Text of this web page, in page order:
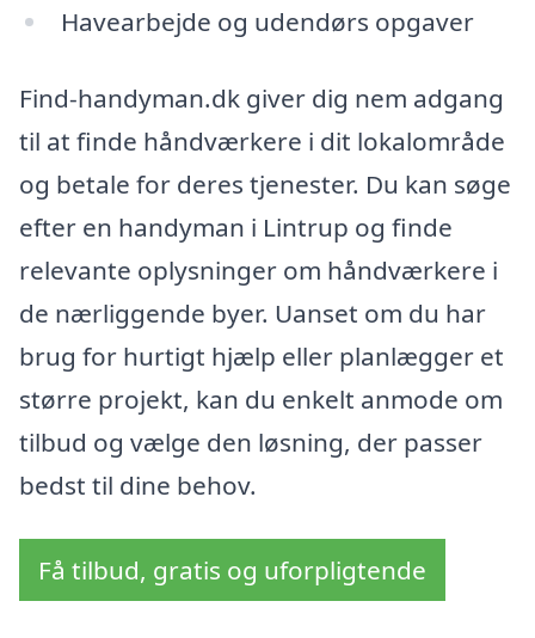
Havearbejde og udendørs opgaver
Find-handyman.dk giver dig nem adgang
til at finde håndværkere i dit lokalområde
og betale for deres tjenester. Du kan søge
efter en handyman i Lintrup og finde
relevante oplysninger om håndværkere i
de nærliggende byer. Uanset om du har
brug for hurtigt hjælp eller planlægger et
større projekt, kan du enkelt anmode om
tilbud og vælge den løsning, der passer
bedst til dine behov.
Få tilbud, gratis og uforpligtende